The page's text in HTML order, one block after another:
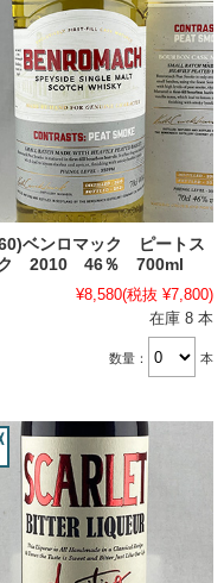
ベンロマック ピートス
ク 2010 46％ 700ml
¥8,580(税抜 ¥7,800)
在庫 8 本
数量： 本